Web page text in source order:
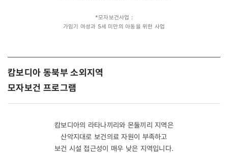
*모자보건사업 :
가임기 여성과 5세 미만의 아동을 위한 사업
캄보디아 동북부 소외지역
모자보건 프로그램
캄보디아의 라타나끼리와 몬둘끼리 지역은
산악지대로 보건의료 자원이 부족하고
보건 시설 접근성이 매우 낮은 지역입니다.